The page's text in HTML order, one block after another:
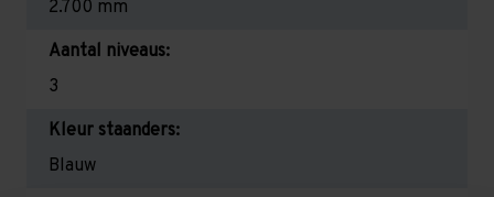
2.700 mm
Aantal niveaus:
3
Kleur staanders:
Blauw